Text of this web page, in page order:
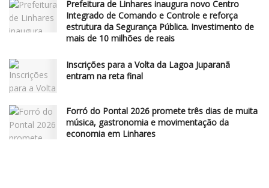
Prefeitura de Linhares inaugura novo Centro
Integrado de Comando e Controle e reforça
estrutura da Segurança Pública. Investimento de
mais de 10 milhões de reais
Inscrições para a Volta da Lagoa Juparanã
entram na reta final
Forró do Pontal 2026 promete três dias de muita
música, gastronomia e movimentação da
economia em Linhares